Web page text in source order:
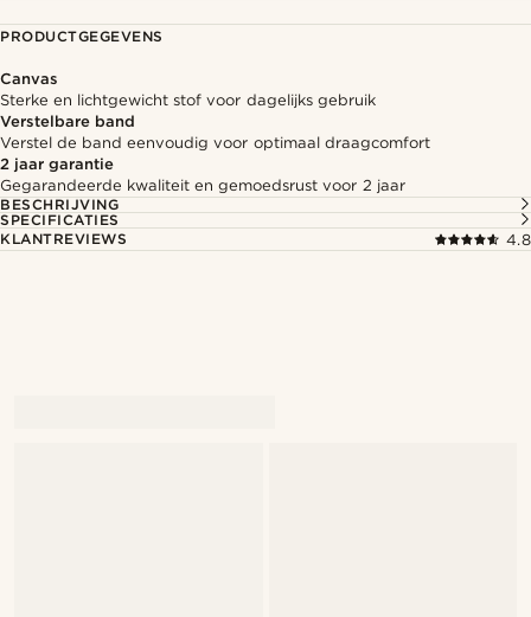
PRODUCTGEGEVENS
Canvas
Sterke en lichtgewicht stof voor dagelijks gebruik
Verstelbare band
Verstel de band eenvoudig voor optimaal draagcomfort
2 jaar garantie
Gegarandeerde kwaliteit en gemoedsrust voor 2 jaar
BESCHRIJVING
SPECIFICATIES
KLANTREVIEWS
4.8